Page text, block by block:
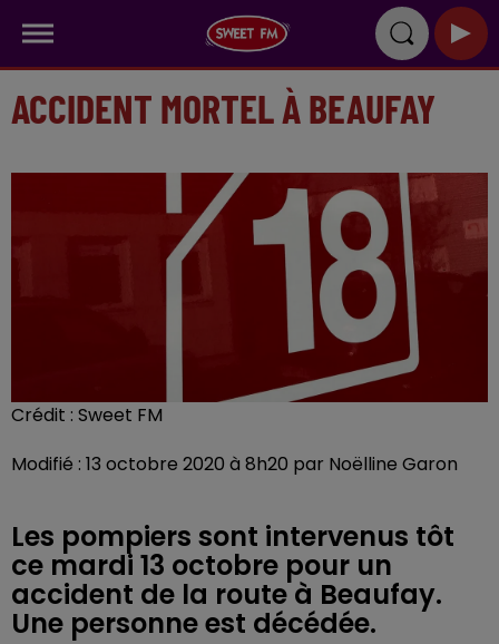
ACCIDENT MORTEL À BEAUFAY
Crédit : Sweet FM
Modifié : 13 octobre 2020 à 8h20 par Noëlline Garon
Les pompiers sont intervenus tôt
ce mardi 13 octobre pour un
accident de la route à Beaufay.
Une personne est décédée.